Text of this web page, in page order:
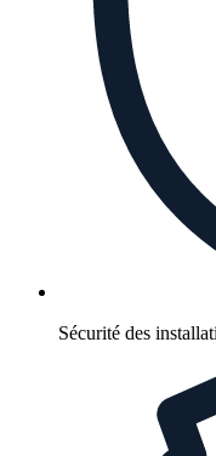
Sécurité des